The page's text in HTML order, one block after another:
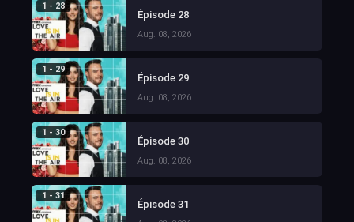
1 - 28
Épisode 28
Aug. 08, 2026
1 - 29
Épisode 29
Aug. 08, 2026
1 - 30
Épisode 30
Aug. 08, 2026
1 - 31
Épisode 31